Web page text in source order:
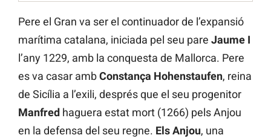
Pere el Gran va ser el continuador de l’expansió
marítima catalana, iniciada pel seu pare Jaume I
l’any 1229, amb la conquesta de Mallorca. Pere
es va casar ambConstança Hohenstaufen, reina
de Sicília a l’exili, després que el seu progenitor
Manfred haguera estat mort (1266) pels Anjou
en la defensa del seu regne. Els Anjou, una